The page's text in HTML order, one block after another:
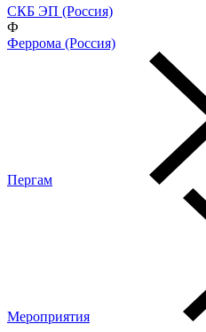
СКБ ЭП (Россия)
Ф
Феррома (Россия)
Пергам
Мероприятия